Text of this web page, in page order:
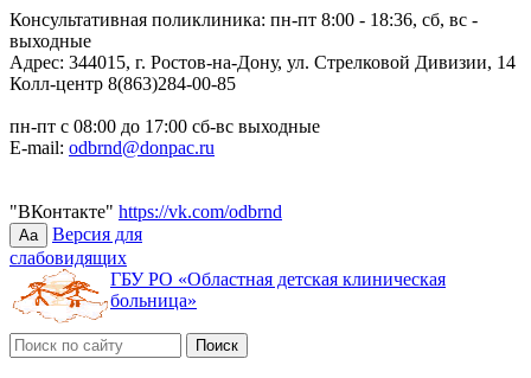
Консультативная поликлиника: пн-пт 8:00 - 18:36, сб, вс -
выходные
Адрес: 344015, г. Ростов-на-Дону, ул. Стрелковой Дивизии, 14
Колл-центр 8(863)284-00-85
пн-пт с 08:00 до 17:00 сб-вс выходные
E-mail: odbrnd@donpac.ru
"ВКонтакте" https://vk.com/odbrnd
Aa
Версия для
слабовидящих
ГБУ РО «Областная детская клиническая
больница»